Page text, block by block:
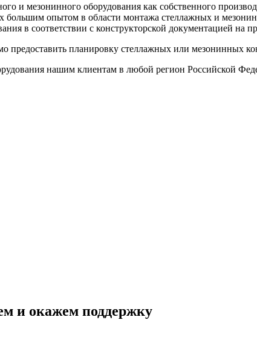
мезонинного оборудования как собственного
большим опытом в области монтажа стеллажных и
в соответствии с конструкторской документацией на
предоставить планировку стеллажных или мезонинных
нашим клиентам в любой регион Российской
и окажем поддержку